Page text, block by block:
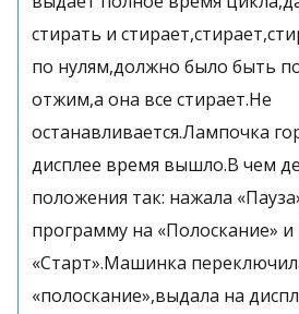
стирать и
по нулям,должно было быть
отжим,а она все стирает.Не
останавливается.Лампочка
дисплее время вышло.В чем
положения так: нажала
программу на «Полоскание» и
«Старт».Машинка
«полоскание»,выдала на